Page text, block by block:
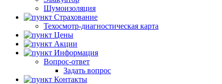
Шумоизоляция
Страхование
Техосмотр-диагностическая карта
Цены
Акции
Информация
Вопрос-ответ
Задать вопрос
Контакты